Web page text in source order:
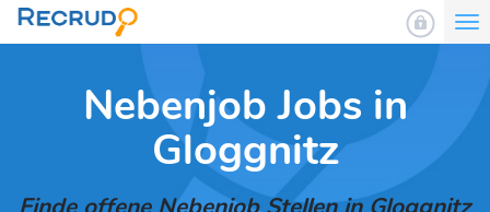
Nebenjob Jobs in
Gloggnitz